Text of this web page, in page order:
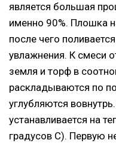
является большая
именно 90%. Плошка
после чего
увлажнения. К смеси
земля и торф в
раскладываются по
углубляются
устанавливается на
градусов С). Первую